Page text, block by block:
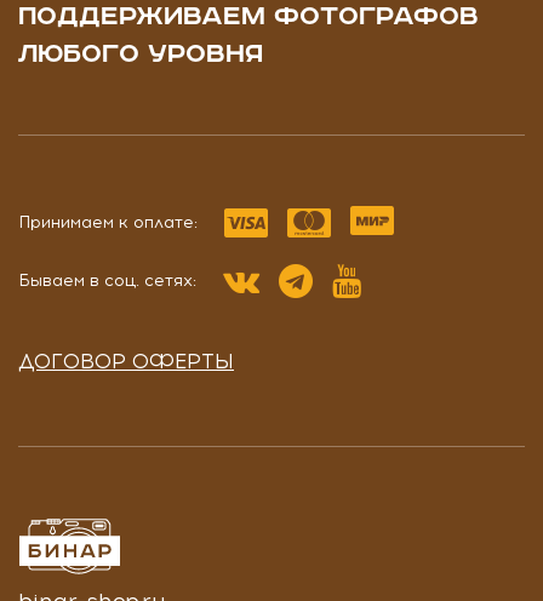
ПОДДЕРЖИВАЕМ ФОТОГРАФОВ
ЛЮБОГО УРОВНЯ
Принимаем к оплате:
Бываем в соц. сетях:
ДОГОВОР ОФЕРТЫ